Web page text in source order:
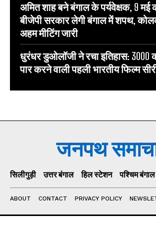
अमित शाह बने बंगाल के पर्यवेक्षक, 9 मई
बीजेपी सरकार लेगी बंगाल में शपथ,
अहम मीटिंग जारी
धुरंधर डुओलॉजी ने रचा इतिहास: 3000
पार करने वाली पहली भारतीय फिल्म
जनपथ
सिलीगुड़ी उत्तर बंगाल हिल स्टेशन पश्चिम बंगाल
ABOUT CONTACT PRIVACY POLICY